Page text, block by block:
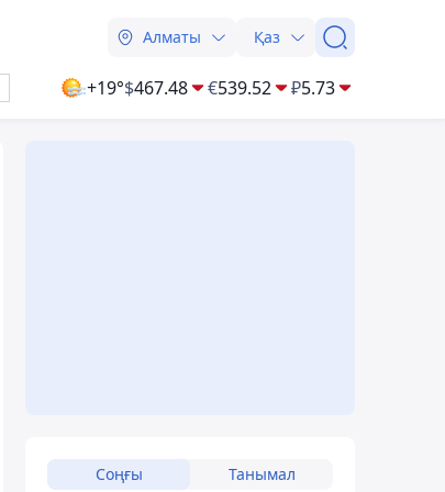
Алматы Қаз
+19°$467.48 €539.52 ₽5.73
Соңғы Танымал